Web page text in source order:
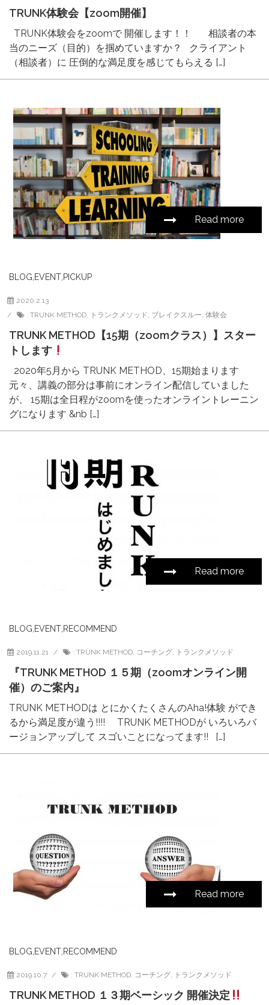
TRUNK体験会【zoom開催】
TRUNK体験会をzoomで 開催します！！ 相談者の本
当のニーズ（目的）を掴めていますか？ クライアント
（相談者）に 圧倒的な満足度を感じてもらえる […]
Read more
BLOG,EVENT,PICKUP
2020.2.13
: TRUNK METHOD, トランクメソッド, ブレイクスルー, 体験会
TRUNK METHOD【15期（zoomクラス）】スター
トします
2020年5月から TRUNK METHOD、15期始まります
元々、講義の部分は事前にオンライン配信していました
が、 15期は全日程がzoomを使ったオンライントレーニン
グになります &nb […]
Read more
BLOG,EVENT,RECOMMEND
2019.11.21 : TRUNK METHOD, コーチング, トランクメソッド
『TRUNK METHOD １５期（zoomオンライン開
催）のご案内』
TRUNK METHODは とにかくたくさんのAha!体験 ができ
るから満足度が違う!!!! TRUNK METHODが いろいろバ
ージョンアップして スゴいことになってます!! […]
Read more
BLOG,EVENT,RECOMMEND
2019.10.7 : TRUNK METHOD, コーチング, トランクメソッド
TRUNK METHOD １３期ベーシック 開催決定